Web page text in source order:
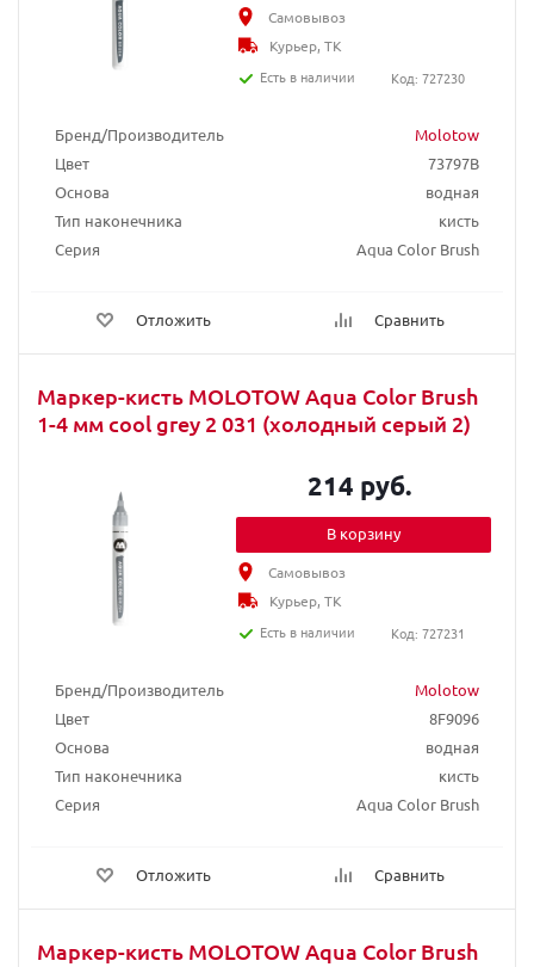
Бренд/Производитель
Molotow
Цвет
73797B
Основа
водная
Тип наконечника
кисть
Серия
Aqua Color Brush
Отложить Сравнить
Самовывоз
Курьер, ТК
Есть в наличии
Код: 727230
Маркер-кисть MOLOTOW Aqua Color Brush
1-4 мм cool grey 2 031 (холодный серый 2)
Бренд/Производитель
Molotow
Цвет
8F9096
Основа
водная
Тип наконечника
кисть
Серия
Aqua Color Brush
Отложить Сравнить
214 руб.
В корзину
Самовывоз
Курьер, ТК
Есть в наличии
Код: 727231
Маркер-кисть MOLOTOW Aqua Color Brush